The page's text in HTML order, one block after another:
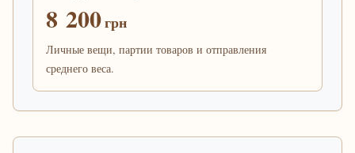
8 200грн
Личные вещи, партии товаров и отправления
среднего веса.